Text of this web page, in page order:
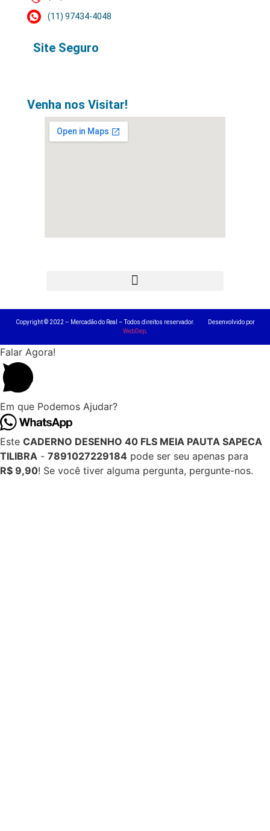
(11) 97434-4048
Site Seguro
Venha nos Visitar!
Copyright © 2022 – Mercadão do Real – Todos direitos reservador. Desenvolvido por
WebDep.
Falar Agora!
Em que Podemos Ajudar?
Este CADERNO DESENHO 40 FLS MEIA PAUTA SAPECA
TILIBRA - 7891027229184 pode ser seu apenas para
R$ 9,90! Se você tiver alguma pergunta, pergunte-nos.